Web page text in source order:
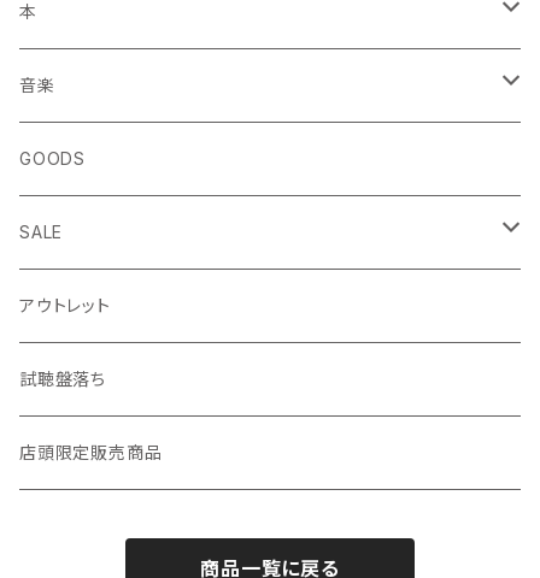
本
エッセイ・日記
生き方
短歌・詩集
ZINE・リトルプレス
趣味・暮らし
音楽・映画・芸術
音楽
◎ NEWFOLK特集
◎ シンガーソングライター特集
CD
LP（レコード）
TAPE（カセットテープ）
GOODS
SALE
LP
CD・TAPE・7インチ
アウトレット
試聴盤落ち
店頭限定販売商品
商品一覧に戻る